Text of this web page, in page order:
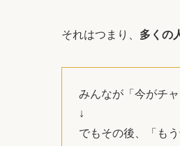
それはつまり、 多くの
みんなが「今がチ
↓
でもその後、「も